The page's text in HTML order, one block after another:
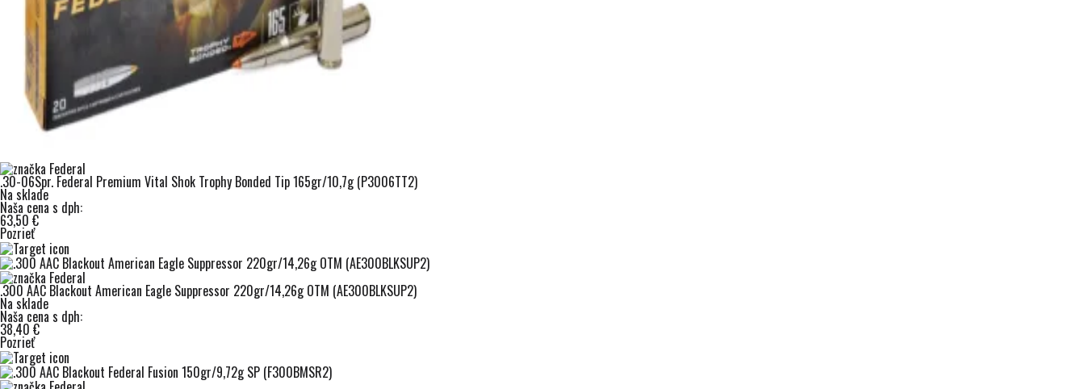
.30-06Spr. Federal Premium Vital Shok Trophy Bonded Tip 165gr/10,7g (P3006TT2)
Na sklade
Naša cena s dph:
63,50 €
Pozrieť
.300 AAC Blackout American Eagle Suppressor 220gr/14,26g OTM (AE300BLKSUP2)
Na sklade
Naša cena s dph:
38,40 €
Pozrieť